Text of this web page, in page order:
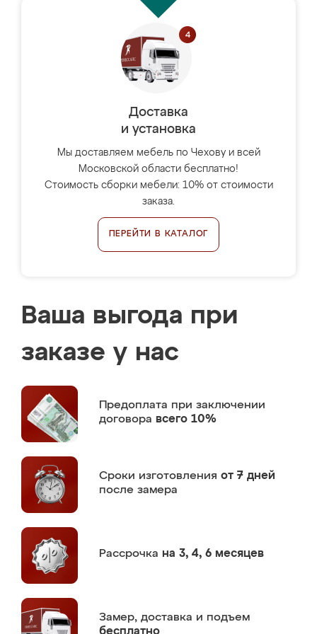
Доставка
и установка
Мы доставляем мебель по Чехову и всей
Московской области бесплатно!
Стоимость сборки мебели: 10% от стоимости
заказа.
ПЕРЕЙТИ В КАТАЛОГ
Ваша выгода при
заказе у нас
Предоплата при заключении
договора всего 10%
Сроки изготовления от 7 дней
после замера
Рассрочка на 3, 4, 6 месяцев
Замер, доставка и подъем
бесплатно